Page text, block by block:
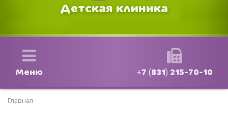
Детская клиника
Меню +7 (831) 215-70-10
Главная